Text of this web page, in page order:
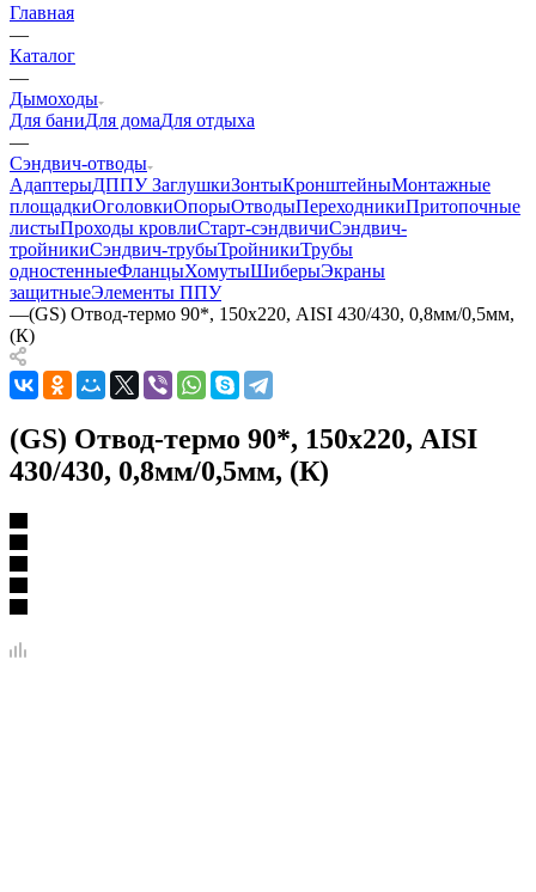
Главная
—
Каталог
—
Дымоходы
Для баниДля домаДля отдыха
—
Сэндвич-отводы
АдаптерыДППУЗаглушкиЗонтыКронштейныМонтажные
площадкиОголовкиОпорыОтводыПереходникиПритопочные
листыПроходы кровлиСтарт-сэндвичиСэндвич-
тройникиСэндвич-трубыТройникиТрубы
одностенныеФланцыХомутыШиберыЭкраны
защитныеЭлементы ППУ
—(GS) Отвод-термо 90*, 150х220, AISI 430/430, 0,8мм/0,5мм,
(К)
(GS) Отвод-термо 90*, 150х220, AISI
430/430, 0,8мм/0,5мм, (К)